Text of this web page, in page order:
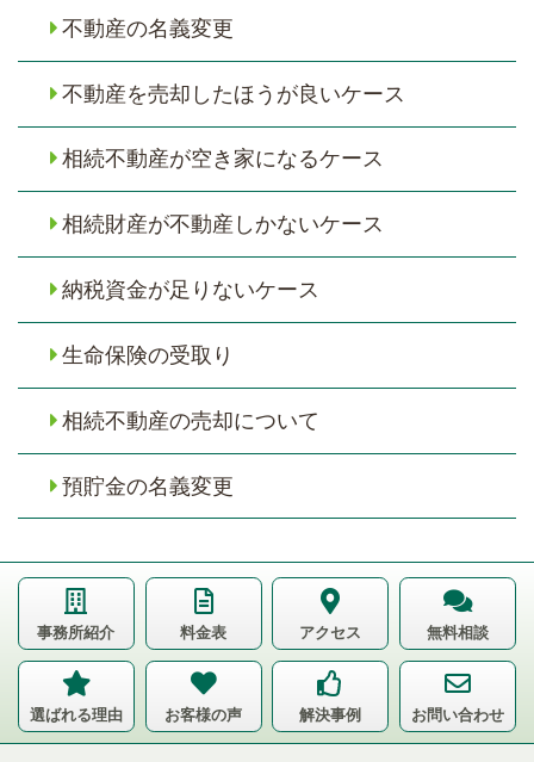
不動産の名義変更
不動産を売却したほうが良いケース
相続不動産が空き家になるケース
相続財産が不動産しかないケース
納税資金が足りないケース
生命保険の受取り
相続不動産の売却について
預貯金の名義変更
事務所紹介 料金表 アクセス 無料相談
選ばれる理由 お客様の声 解決事例 お問い合わせ